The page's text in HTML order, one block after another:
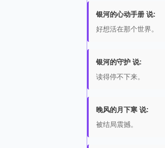
银河的心动手册 说:
好想活在那个世界。
银河的守护 说:
读得停不下来。
晚风的月下寒 说:
被结局震撼。